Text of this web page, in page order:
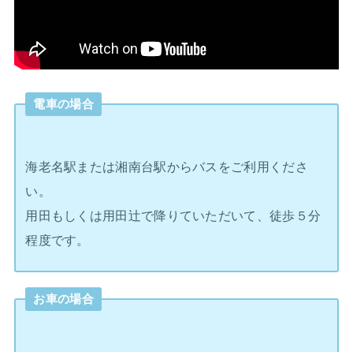
電車の場合
海老名駅または湘南台駅からバスをご利用くださ
い。
用田もしくは用田辻で降りていただいて、徒歩５分
程度です。
お車の場合